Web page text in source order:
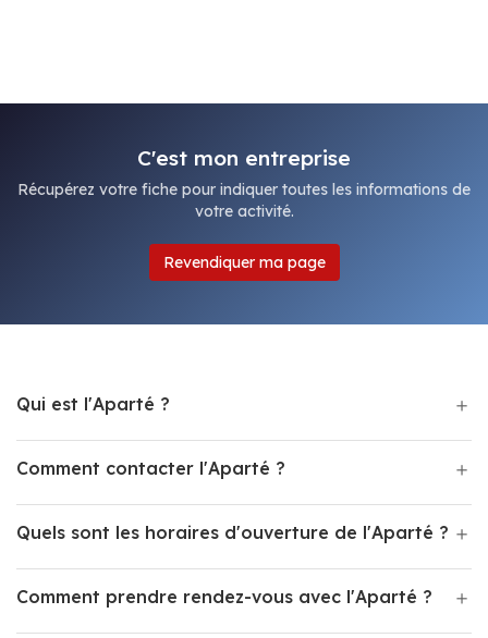
C'est mon entreprise
Récupérez votre fiche pour indiquer toutes les informations de
votre activité.
Revendiquer ma page
Qui est l'Aparté ?
Comment contacter l'Aparté ?
Quels sont les horaires d'ouverture de l'Aparté ?
Comment prendre rendez-vous avec l'Aparté ?